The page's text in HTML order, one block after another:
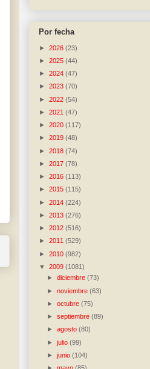
Por fecha
► 2026 (23)
► 2025 (44)
► 2024 (47)
► 2023 (70)
► 2022 (54)
► 2021 (47)
► 2020 (117)
► 2019 (48)
► 2018 (74)
► 2017 (78)
► 2016 (113)
► 2015 (115)
► 2014 (224)
► 2013 (276)
► 2012 (516)
► 2011 (529)
► 2010 (982)
▼ 2009 (1081)
►diciembre(73)
►noviembre(63)
►octubre(75)
►septiembre(89)
►agosto(80)
►julio(99)
►junio(104)